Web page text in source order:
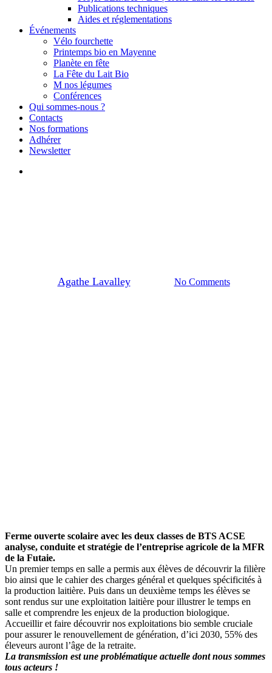
Publications techniques
Aides et réglementations
Événements
Vélo fourchette
Printemps bio en Mayenne
Planète en fête
La Fête du Lait Bio
M nos légumes
Conférences
Qui sommes-nous ?
Contacts
Nos formations
Adhérer
Newsletter
Agathe Lavalley10/03/2025 No Comments
Ferme ouverte scolaire avec les deux classes de BTS ACSE
analyse, conduite et stratégie de l’entreprise agricole de la MFR
de la Futaie.
Un premier temps en salle a permis aux élèves de découvrir la filière
bio ainsi que le cahier des charges général et quelques spécificités à
la production laitière. Puis dans un deuxième temps les élèves se
sont rendus sur une exploitation laitière pour illustrer le temps en
salle et comprendre les enjeux de la production biologique.
Accueillir et faire découvrir nos exploitations bio semble cruciale
pour assurer le renouvellement de génération, d’ici 2030, 55% des
éleveurs auront l’âge de la retraite.
La transmission est une problématique actuelle dont nous sommes
tous acteurs !